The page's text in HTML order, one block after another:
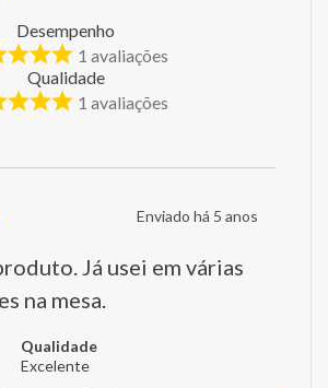
Desempenho
1 avaliações
Qualidade
1 avaliações
Enviado há 5 anos
Já usei em várias
na mesa.
Qualidade
Excelente